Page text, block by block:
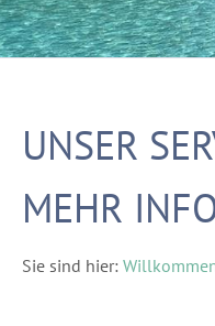
UNSER
MEHR
Sie sind hier: